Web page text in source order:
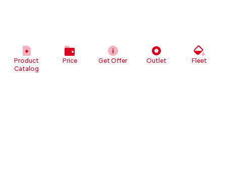
Product
Catalog
Price Get Offer Outlet Fleet